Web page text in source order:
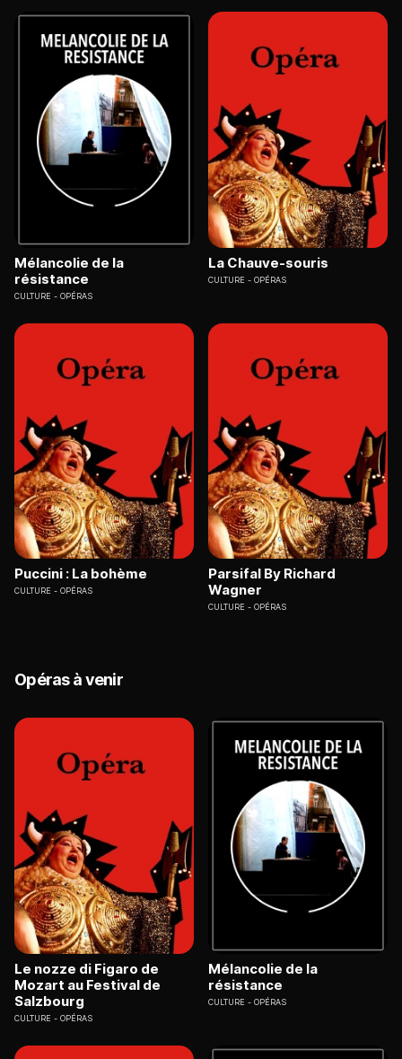
Mélancolie de la
résistance
CULTURE OPÉRAS
La Chauve-souris
CULTURE OPÉRAS
Puccini : La bohème
CULTURE OPÉRAS
Parsifal By Richard
Wagner
CULTURE OPÉRAS
Opéras à venir
Le nozze di Figaro de
Mozart au Festival de
Salzbourg
CULTURE OPÉRAS
Mélancolie de la
résistance
CULTURE OPÉRAS